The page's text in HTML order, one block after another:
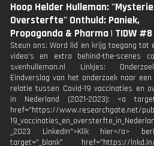
Hoop Helder Hulleman:
Oversterfte'' Onthuld: Paniek,
Propaganda & Pharma | TIDW #8
Steun ons: Word lid en krijg toegang tot
video's en extra behind-the-scenes
svenhulleman.nl Linkjes:
Eindverslag van het onderzoek naar
relatie tussen Covid-19 vaccinaties en
in Nederland (2021-2023): <a
href="https://www.researchgate.net/
_2023 LinkedIn">Klik hier</a>
target="_blank" href="https://lnkd.in/